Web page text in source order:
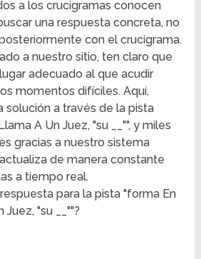
a los crucigramas conocen
una respuesta concreta, no
con el crucigrama.
a nuestro sitio, ten claro que
adecuado al que acudir
momentos difíciles. Aquí,
solución a través de la pista
A Un Juez, "su __"", y miles
gracias a nuestro sistema
de manera constante
a tiempo real.
para la pista "forma En
"su __""?